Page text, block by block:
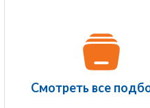
Смотреть все